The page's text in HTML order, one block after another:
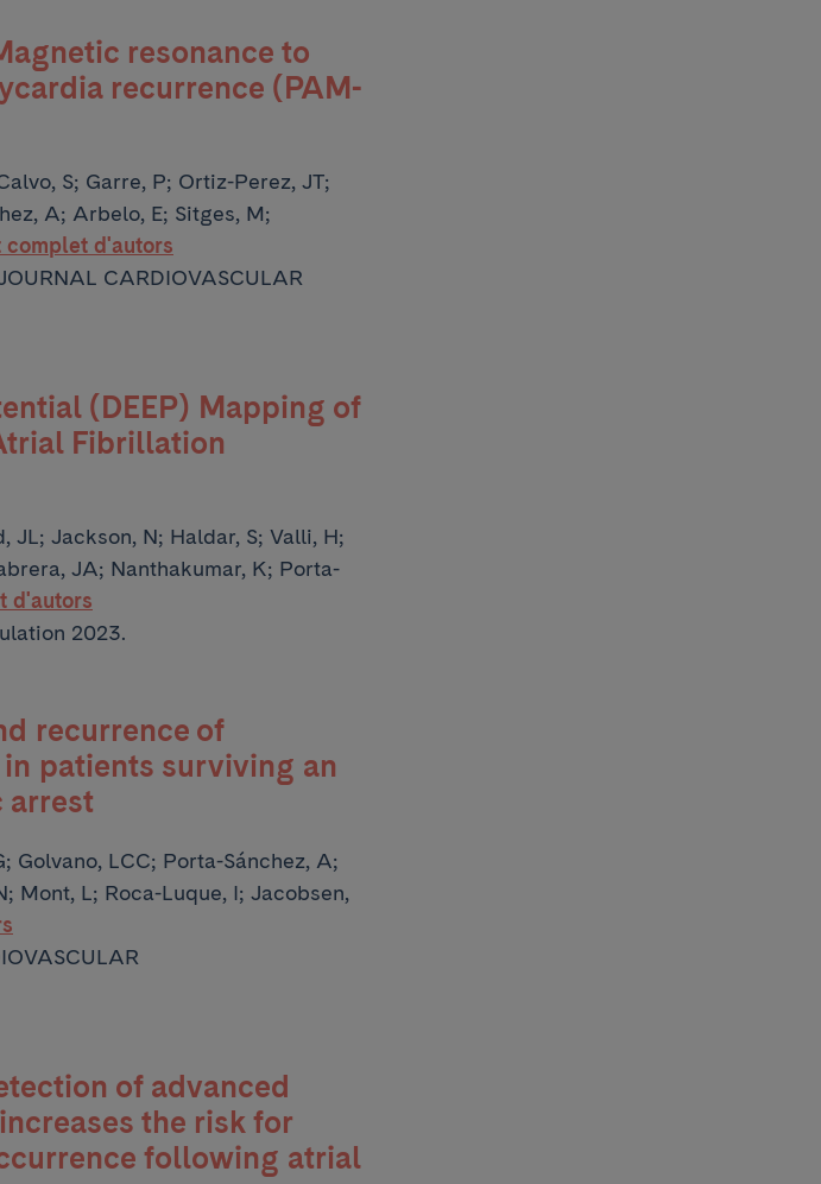
resonance to
recurrence (PAM-
S; Garre, P; Ortiz-Perez, JT;
A; Arbelo, E; Sitges, M;
d'autors
CARDIOVASCULAR
(DEEP) Mapping of
Fibrillation
JL; Jackson, N; Haldar, S; Valli, H;
JA; Nanthakumar, K; Porta-
d'autors
2023.
recurrence of
patients surviving an
arrest
Golvano, LCC; Porta-Sánchez, A;
Mont, L; Roca-Luque, I; Jacobsen,
of advanced
the risk for
following atrial